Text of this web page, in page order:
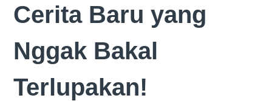
Cerita Baru yang
Nggak Bakal
Terlupakan!